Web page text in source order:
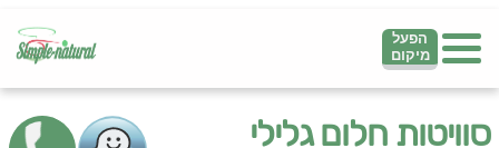
הפעל
מיקום
סוויטות חלום גלילי